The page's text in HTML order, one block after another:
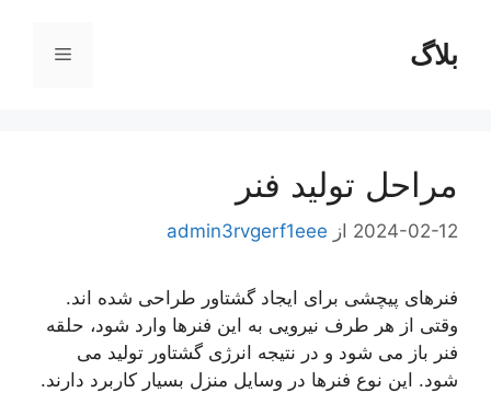
محتوابلاگ فهرست
مراحل تولید فنر
2024-02-12 از admin3rvgerf1eee
فنرهای پیچشی برای ایجاد گشتاور طراحی شده اند.
وقتی از هر طرف نیرویی به این فنرها وارد شود، حلقه
فنر باز می شود و در نتیجه انرژی گشتاور تولید می
شود. این نوع فنرها در وسایل منزل بسیار کاربرد دارند.